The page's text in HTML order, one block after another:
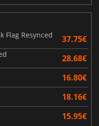
Flag Resynced
37.75€
28.68€
16.80€
18.16€
15.95€